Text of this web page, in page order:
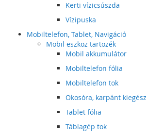
Kerti vízicsúszda
Vízipuska
Mobiltelefon, Tablet, Navigáció
Mobil eszköz tartozék
Mobil akkumulátor
Mobiltelefon fólia
Mobiltelefon tok
Okosóra, karpánt
Tablet fólia
Táblagép tok